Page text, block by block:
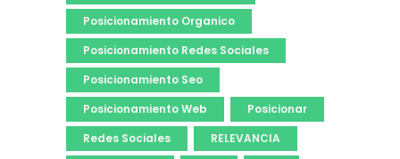
Posicionamiento Organico
Posicionamiento Redes Sociales
Posicionamiento Seo
Posicionamiento Web
Posicionar
Redes Sociales
RELEVANCIA